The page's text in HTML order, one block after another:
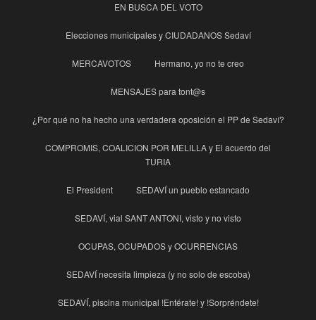
EN BUSCA DEL VOTO
Elecciones municipales y CIUDADANOS Sedaví
MERCAVOTOS Hermano, yo no te creo
MENSAJES para tont@s
¿Por qué no ha hecho una verdadera oposición el PP de Sedaví?
COMPROMIS, COALICION POR MELILLA y El acuerdo del
TURIA
El President SEDAVÍ un pueblo estancado
SEDAVÍ, vial SANT ANTONI, visto y no visto
OCUPAS, OCUPADOS y OCURRENCIAS
SEDAVÍ necesita limpieza (y no solo de escoba)
SEDAVÍ, piscina municipal !Entérate! y !Sorpréndete!